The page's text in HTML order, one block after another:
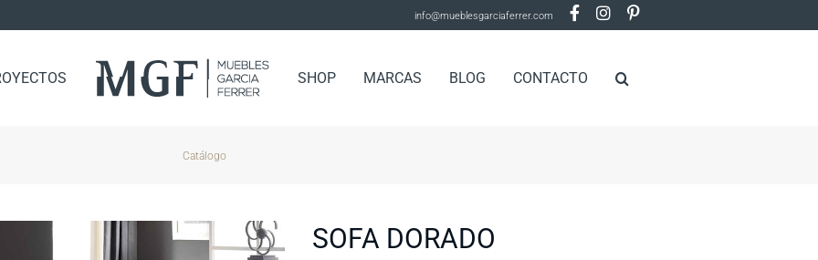
info@mueblesgarciaferrer.com
SHOP MARCAS BLOG CONTACTO
Catálogo
SOFA DORADO